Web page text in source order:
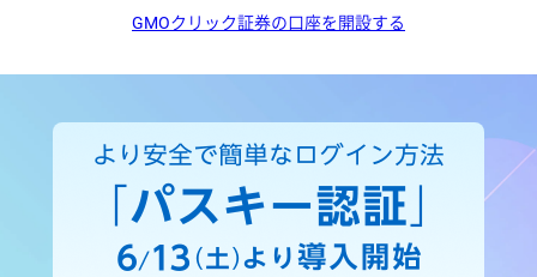
GMOクリック証券の口座を開設する